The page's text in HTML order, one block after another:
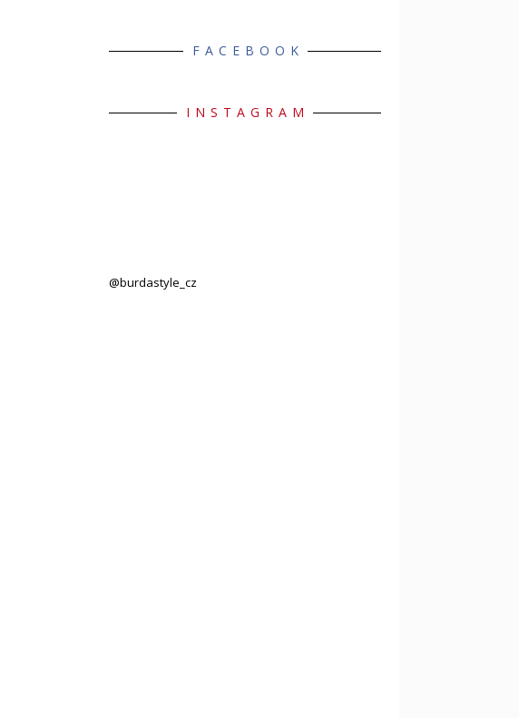
FACEBOOK
INSTAGRAM
@burdastyle_cz